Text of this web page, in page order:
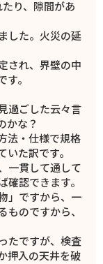
り、隙間があ
した。火災の延
され、界壁の中
。
過ごした云々言
かな？
法・仕様で規格
た訳です。
一貫して通して
認できます。
」ですから、一
ものですから、
たですが、検査
押入の天井を破